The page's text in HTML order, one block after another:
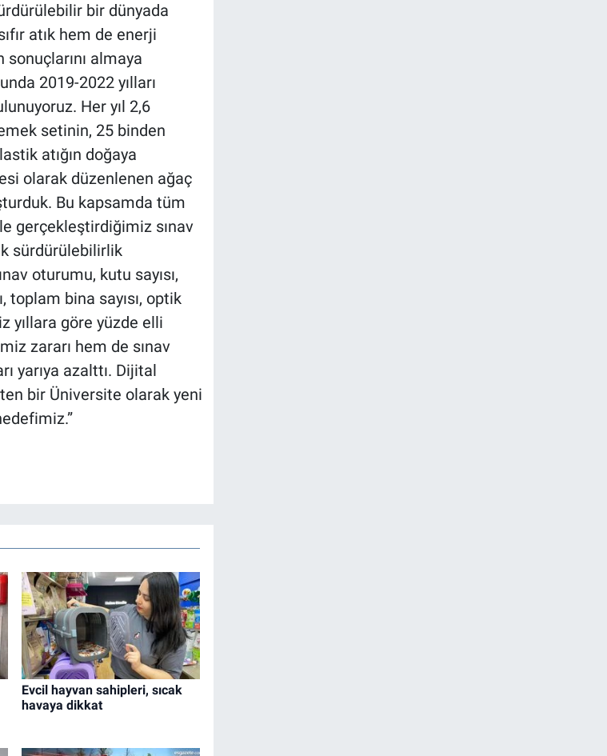
bir dünyada
atık hem de enerji
sonuçlarını almaya
2019-2022 yılları
Her yıl 2,6
setinin, 25 binden
atığın doğaya
olarak düzenlenen ağaç
Bu kapsamda tüm
gerçekleştirdiğimiz sınav
sürdürülebilirlik
oturumu, kutu sayısı,
toplam bina sayısı, optik
yıllara göre yüzde elli
zararı hem de sınav
yarıya azalttı. Dijital
bir Üniversite olarak yeni
Evcil hayvan sahipleri, sıcak
havaya dikkat